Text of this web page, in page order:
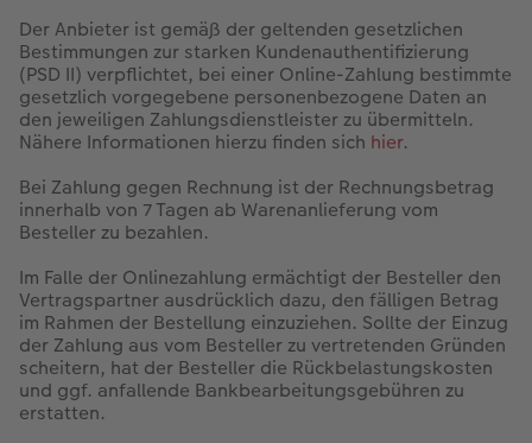
Der Anbieter ist gemäß der geltenden gesetzlichen
Bestimmungen zur starken Kundenauthentifizierung
(PSD II) verpflichtet, bei einer Online-Zahlung bestimmte
gesetzlich vorgegebene personenbezogene Daten an
den jeweiligen Zahlungsdienstleister zu übermitteln.
Nähere Informationen hierzu finden sich hier.
Bei Zahlung gegen Rechnung ist der Rechnungsbetrag
innerhalb von 7 Tagen ab Warenanlieferung vom
Besteller zu bezahlen.
Im Falle der Onlinezahlung ermächtigt der Besteller den
Vertragspartner ausdrücklich dazu, den fälligen Betrag
im Rahmen der Bestellung einzuziehen. Sollte der Einzug
der Zahlung aus vom Besteller zu vertretenden Gründen
scheitern, hat der Besteller die Rückbelastungskosten
und ggf. anfallende Bankbearbeitungsgebühren zu
erstatten.